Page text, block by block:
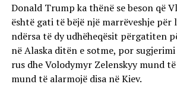
Donald Trump ka thënë se beson që
është gati të bëjë një marrëveshje për
ndërsa të dy udhëheqësit përgatiten
në Alaska ditën e sotme, por
rus dhe Volodymyr Zelenskyy mund
mund të alarmojë disa në Kiev.